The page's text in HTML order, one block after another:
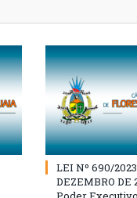
LEI Nº 690/
DEZEMBRO DE